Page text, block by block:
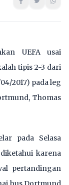
UEFA usai
tipis 2-3 dari
2017) pada leg
Thomas
pada Selasa
karena
pertandingan